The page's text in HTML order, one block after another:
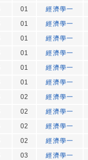
01
經濟學一
01
經濟學一
01
經濟學一
01
經濟學一
01
經濟學一
01
經濟學一
02
經濟學一
02
經濟學一
02
經濟學一
02
經濟學一
03
經濟學一